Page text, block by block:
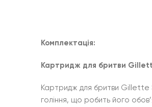
Комплектація:
Картридж для бритви
Картридж для бритви Gillette
гоління, що робить його